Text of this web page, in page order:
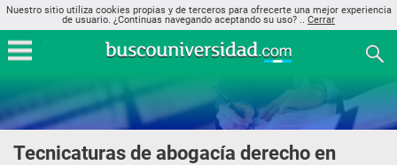
Nuestro sitio utiliza cookies propias y de terceros para ofrecerte una mejor experiencia
de usuario. ¿Continuas navegando aceptando su uso? .. Cerrar
Tecnicaturas de abogacía derecho en